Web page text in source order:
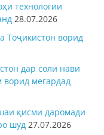
технологии
28.07.2026
Тоҷикистон ворид
дар соли нави
ворид мегардад
қисми даромади
шуд 27.07.2026